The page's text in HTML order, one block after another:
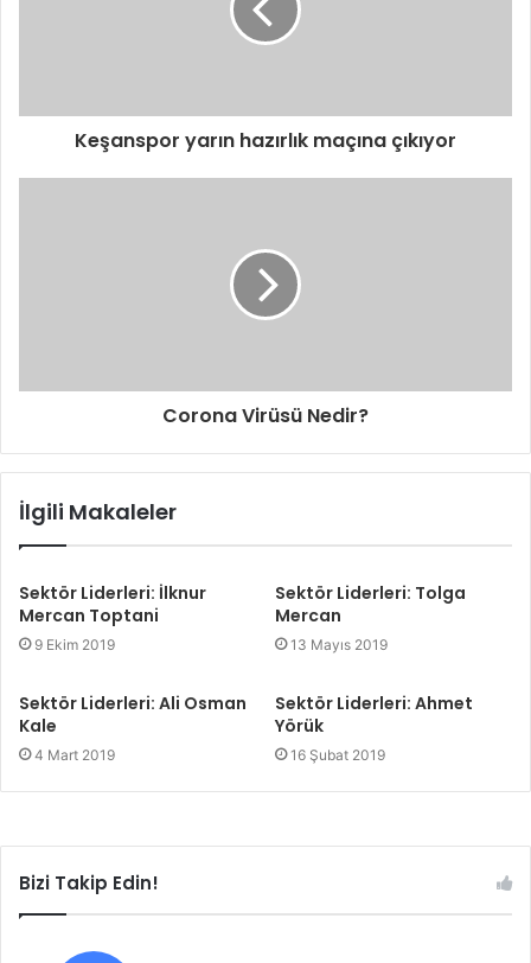
Keşanspor yarın hazırlık maçına çıkıyor
Corona Virüsü Nedir?
İlgili Makaleler
Sektör Liderleri: İlknur
Mercan Toptani
9 Ekim 2019
Sektör Liderleri: Tolga
Mercan
13 Mayıs 2019
Sektör Liderleri: Ali Osman
Kale
4 Mart 2019
Sektör Liderleri: Ahmet
Yörük
16 Şubat 2019
Bizi Takip Edin!